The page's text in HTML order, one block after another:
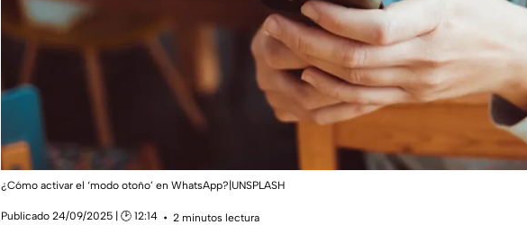
¿Cómo activar el ‘modo otoño’ en WhatsApp?|UNSPLASH
Publicado 24/09/2025 | 🕑 12:14
2 minutos lectura